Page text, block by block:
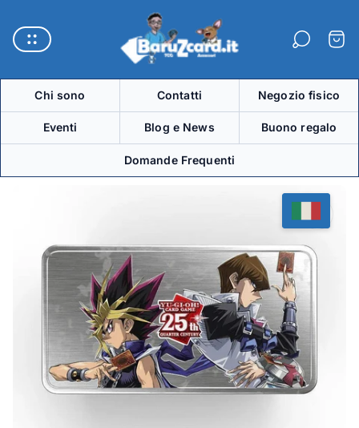
del
negozio"
Chi sono Contatti Negozio fisico
Eventi Blog e News Buono regalo
Domande Frequenti